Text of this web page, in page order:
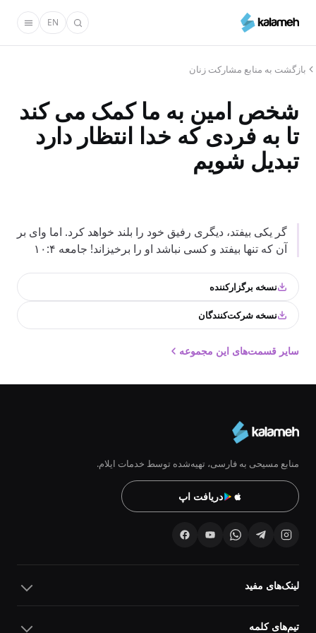
محتوای
EN
بازگشت به منابع مشارکت زنان
شخص امین به ما کمک می کند
تا به فردی که خدا انتظار دارد
تبدیل شویم
گر یکی بیفتد، دیگری رفیق خود را بلند خواهد کرد. اما وای بر
آن که تنها بیفتد و کسی نباشد او را برخیزاند! جامعه ۱۰:۴
نسخه برگزارکننده
نسخه شرکت‌کنندگان
سایر قسمت‌های این مجموعه
منابع مسیحی به فارسی، تهیه‌شده توسط خدمات ایلام.
دریافت اپ
لینک‌های مفید
تیم‌های کلمه